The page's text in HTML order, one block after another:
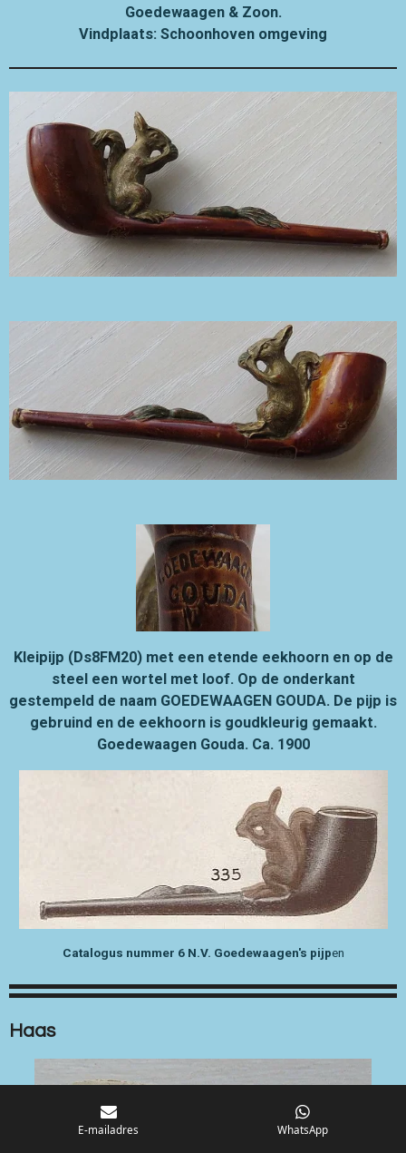
Goedewaagen & Zoon.
Vindplaats: Schoonhoven omgeving
Kleipijp (Ds8FM20) met een etende eekhoorn en op de
steel een wortel met loof. Op de onderkant
gestempeld de naam GOEDEWAAGEN GOUDA. De pijp is
gebruind en de eekhoorn is goudkleurig gemaakt.
Goedewaagen Gouda. Ca. 1900
Catalogus nummer 6 N.V. Goedewaagen's pijpen
Haas
E-mailadres WhatsApp